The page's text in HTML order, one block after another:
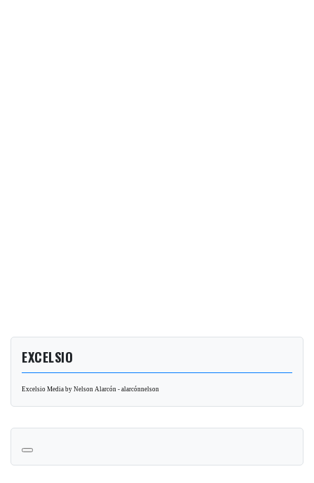
EXCELSIO
Excelsio Media by Nelson Alarcón - alarcónnelson